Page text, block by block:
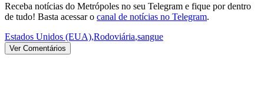
Receba notícias do Metrópoles no seu Telegram e fique por dentro
de tudo! Basta acessar o canal de notícias no Telegram.
Estados Unidos (EUA),Rodoviária,sangue
Ver Comentários